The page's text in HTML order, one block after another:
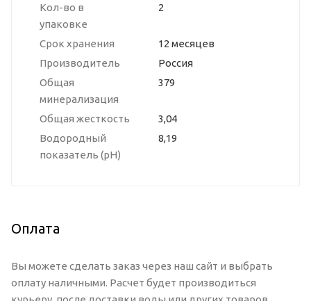
Кол-во в
упаковке
2
Срок хранения
12 месяцев
Производитель
Россия
Общая
минерализация
379
Общая жесткость
3,04
Водородный
показатель (рН)
8,19
Оплата
Вы можете сделать заказ через наш сайт и выбрать
оплату наличными. Расчет будет производиться